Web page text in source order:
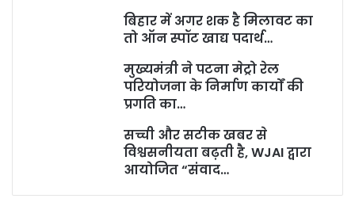
बिहार में अगर शक है मिलावट का
तो ऑन स्पॉट खाद्य पदार्थ…
मुख्यमंत्री ने पटना मेट्रो रेल
परियोजना के निर्माण कार्यों की
प्रगति का…
सच्ची और सटीक खबर से
विश्वसनीयता बढ़ती है, WJAI द्वारा
आयोजित “संवाद…